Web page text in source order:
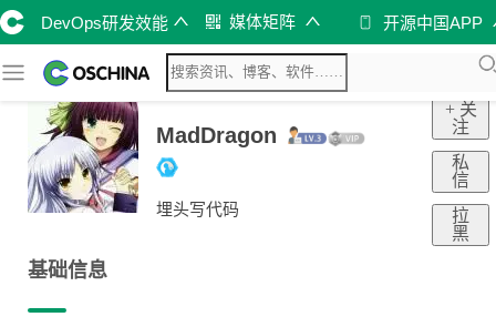
DevOps研发效能 媒体矩阵 开源中国APP
MadDragon
埋头写代码
+ 关
注
私
信
拉
黑
基础信息